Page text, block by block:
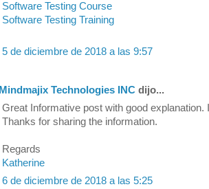
Software Testing Course
Software Testing Training
5 de diciembre de 2018 a las 9:57
Mindmajix Technologies INC dijo...
Great Informative post with good explanation.
Thanks for sharing the information.
Regards
Katherine
6 de diciembre de 2018 a las 5:25